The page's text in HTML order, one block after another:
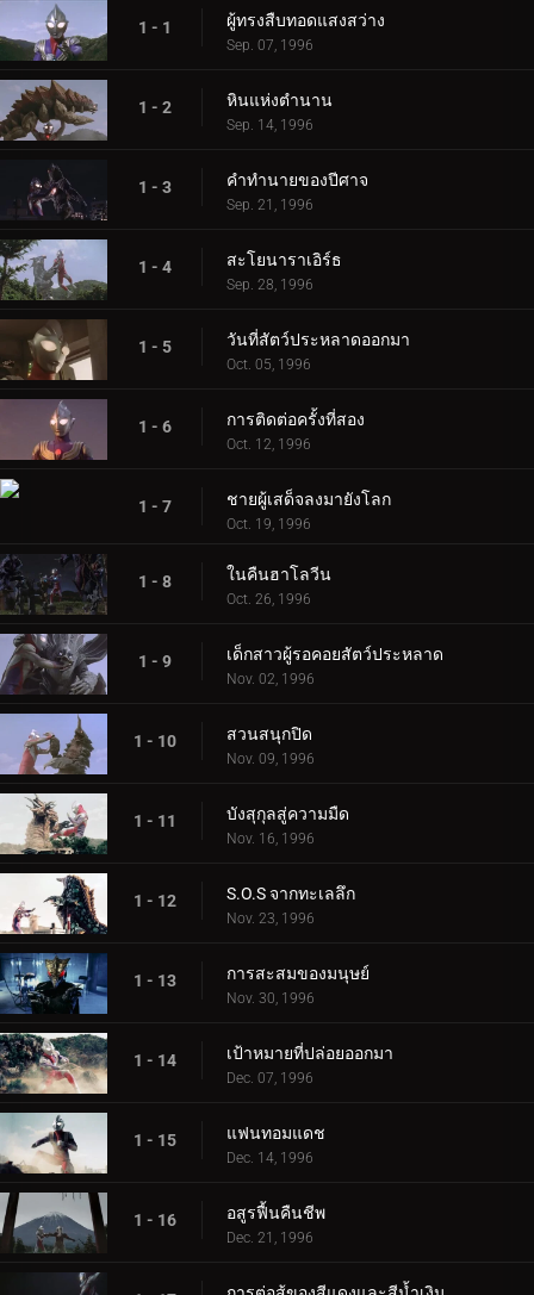
1 - 1 ผู้ทรงสืบทอดแสงสว่าง
Sep. 07, 1996
1 - 2 หินแห่งตำนาน
Sep. 14, 1996
1 - 3 คำทำนายของปีศาจ
Sep. 21, 1996
1 - 4 สะโยนาราเอิร์ธ
Sep. 28, 1996
1 - 5 วันที่สัตว์ประหลาดออกมา
Oct. 05, 1996
1 - 6 การติดต่อครั้งที่สอง
Oct. 12, 1996
1 - 7 ชายผู้เสด็จลงมายังโลก
Oct. 19, 1996
1 - 8 ในคืนฮาโลวีน
Oct. 26, 1996
1 - 9 เด็กสาวผู้รอคอยสัตว์ประหลาด
Nov. 02, 1996
1 - 10 สวนสนุกปิด
Nov. 09, 1996
1 - 11 บังสุกุลสู่ความมืด
Nov. 16, 1996
1 - 12 S.O.S จากทะเลลึก
Nov. 23, 1996
1 - 13 การสะสมของมนุษย์
Nov. 30, 1996
1 - 14 เป้าหมายที่ปล่อยออกมา
Dec. 07, 1996
1 - 15 แฟนทอมแดช
Dec. 14, 1996
1 - 16 อสูรฟื้นคืนชีพ
Dec. 21, 1996